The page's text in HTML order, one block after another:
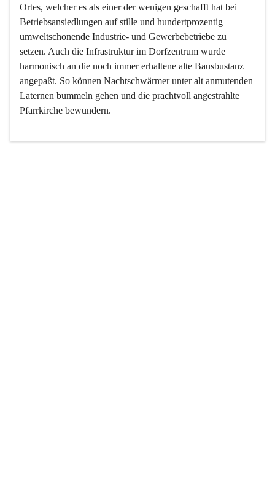
Ortes, welcher es als einer der wenigen geschafft hat bei
Betriebsansiedlungen auf stille und hundertprozentig
umweltschonende Industrie- und Gewerbebetriebe zu
setzen. Auch die Infrastruktur im Dorfzentrum wurde
harmonisch an die noch immer erhaltene alte Bausbustanz
angepaßt. So können Nachtschwärmer unter alt anmutenden
Laternen bummeln gehen und die prachtvoll angestrahlte
Pfarrkirche bewundern.
Der Weinbau dominert heute nicht mehr, ist aber integrativer